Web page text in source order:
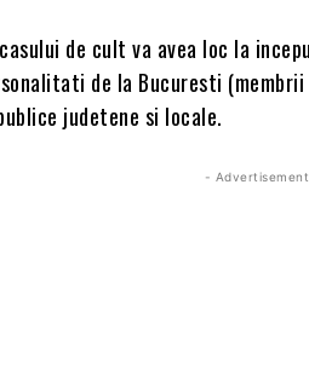
de cult va avea loc la
de la Bucuresti
judetene si locale.
-